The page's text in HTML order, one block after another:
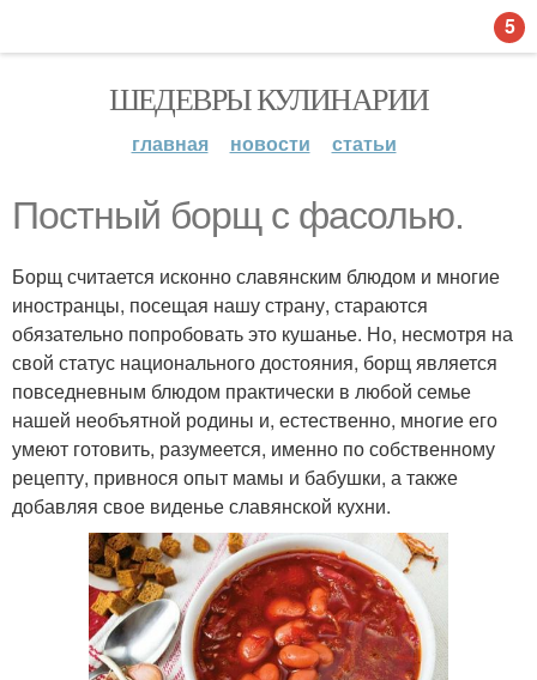
ШЕДЕВРЫ КУЛИНАРИИ
главная новости статьи
Постный борщ с фасолью.
Борщ считается исконно славянским блюдом и многие
иностранцы, посещая нашу страну, стараются
обязательно попробовать это кушанье. Но, несмотря на
свой статус национального достояния, борщ является
повседневным блюдом практически в любой семье
нашей необъятной родины и, естественно, многие его
умеют готовить, разумеется, именно по собственному
рецепту, привнося опыт мамы и бабушки, а также
добавляя свое виденье славянской кухни.
5